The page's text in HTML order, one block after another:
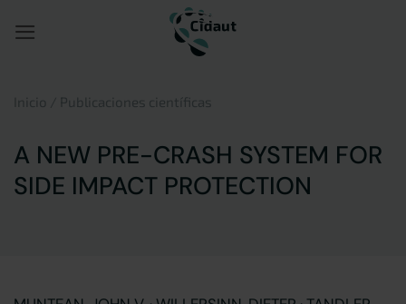
Inicio Publicaciones científicas
A NEW PRE-CRASH SYSTEM FOR
SIDE IMPACT PROTECTION